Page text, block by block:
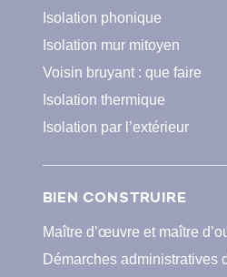
Isolation phonique
Isolation mur mitoyen
Voisin bruyant : que faire
Isolation thermique
Isolation par l’extérieur
BIEN CONSTRUIRE
Maître d’œuvre et maître
Démarches administratives